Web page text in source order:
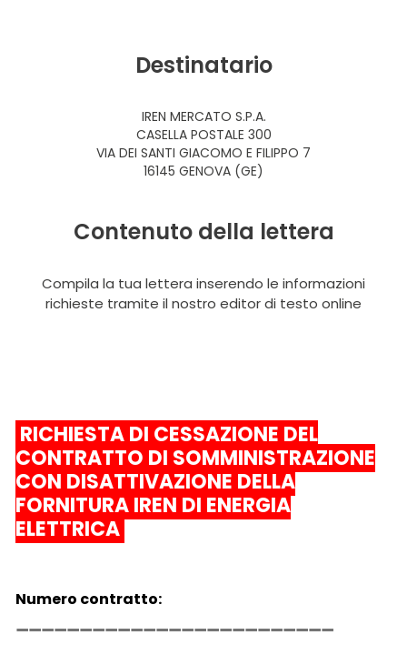
Destinatario
IREN MERCATO S.P.A.
CASELLA POSTALE 300
VIA DEI SANTI GIACOMO E FILIPPO 7
16145 GENOVA (GE)
Contenuto della lettera
Compila la tua lettera inserendo le informazioni
richieste tramite il nostro editor di testo online
RICHIESTA DI CESSAZIONE DEL
CONTRATTO DI SOMMINISTRAZIONE
CON DISATTIVAZIONE DELLA
FORNITURA IREN DI ENERGIA
ELETTRICA
Numero contratto: